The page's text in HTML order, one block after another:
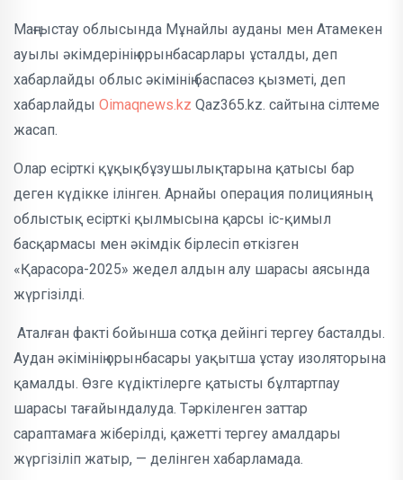
Маңғыстау облысында Мұнайлы ауданы мен Атамекен
ауылы әкімдерінің орынбасарлары ұсталды, деп
хабарлайды облыс әкімінің баспасөз қызметі, деп
хабарлайды Oimaqnews.kz Qaz365.kz. сайтына сілтеме
жасап.
Олар есірткі құқықбұзушылықтарына қатысы бар
деген күдікке ілінген. Арнайы операция полицияның
облыстық есірткі қылмысына қарсы іс-қимыл
басқармасы мен әкімдік бірлесіп өткізген
«Қарасора-2025» жедел алдын алу шарасы аясында
жүргізілді.
Аталған факті бойынша сотқа дейінгі тергеу басталды.
Аудан әкімінің орынбасары уақытша ұстау изоляторына
қамалды. Өзге күдіктілерге қатысты бұлтартпау
шарасы тағайындалуда. Тәркіленген заттар
сараптамаға жіберілді, қажетті тергеу амалдары
жүргізіліп жатыр, — делінген хабарламада.